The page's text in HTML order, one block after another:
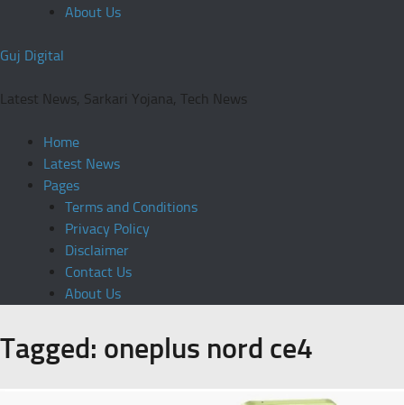
About Us
Guj Digital
Latest News, Sarkari Yojana, Tech News
Home
Latest News
Pages
Terms and Conditions
Privacy Policy
Disclaimer
Contact Us
About Us
Tagged: oneplus nord ce4